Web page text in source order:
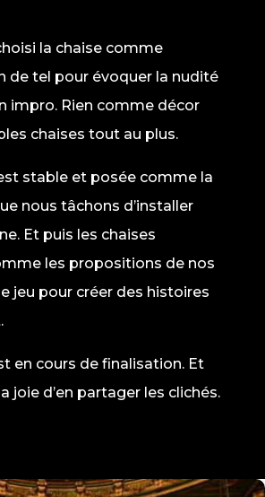
la chaise comme
de tel pour évoquer la nudité
impro. Rien comme décor
chaises tout au plus.
stable et posée comme la
nous tâchons d’installer
Et puis les chaises
les propositions de nos
jeu pour créer des histoires
en cours de finalisation. Et
joie d’en partager les clichés.